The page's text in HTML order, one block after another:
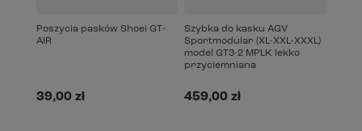
Poszycia pasków Shoei GT-
AIR
39,00 zł
Szybka do kasku AGV
Sportmodular (XL-XXL-XXXL)
model GT3-2 MPLK lekko
przyciemniana
459,00 zł